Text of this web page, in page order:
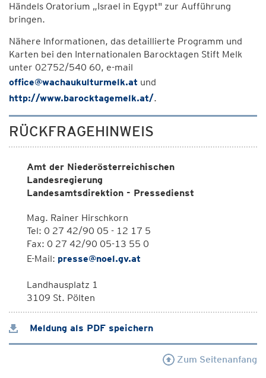
Händels Oratorium „Israel in Egypt" zur Aufführung
bringen.
Nähere Informationen, das detaillierte Programm und
Karten bei den Internationalen Barocktagen Stift Melk
unter 02752/540 60, e-mail
office@wachaukulturmelk.at und
http://www.barocktagemelk.at/.
RÜCKFRAGEHINWEIS
Amt der Niederösterreichischen
Landesregierung
Landesamtsdirektion - Pressedienst
Mag. Rainer Hirschkorn
Tel: 0 27 42/90 05 - 12 17 5
Fax: 0 27 42/90 05-13 55 0
E-Mail: presse@noel.gv.at
Landhausplatz 1
3109 St. Pölten
Meldung als PDF speichern
Zum Seitenanfang